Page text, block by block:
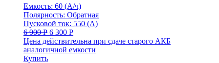
Емкость: 60 (А/ч)
Полярность: Обратная
Пусковой ток: 550 (А)
6 900Р 6 300 Р
Цена действительна при сдаче старого АКБ
аналогичной емкости
Купить